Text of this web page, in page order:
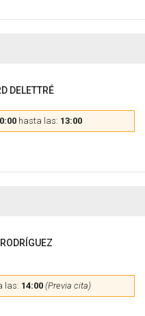
DELETTRÉ
hasta las: 13:00
las: 14:00 (Previa cita)